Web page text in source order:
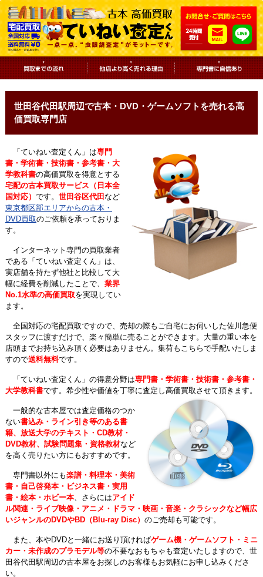
世田谷代田駅周辺で古本・DVD・ゲームソフトを売れる高
価買取専門店
「ていねい査定くん」は専門
書・学術書・技術書・参考書・大
学教科書の高価買取を得意とする
宅配の古本買取サービス（日本全
国対応） です。 世田谷区代田 など
東京都区部エリアからの古本・
DVD買取のご依頼を承っておりま
す。
インターネット専門の買取業者
である「ていねい査定くん」は、
実店舗を持たず他社と比較して大
幅に経費を削減したことで、 業界
No.1水準の高価買取を実現してい
ます。
全国対応の宅配買取ですので、売却の際もご自宅にお伺いした佐川急便
スタッフに渡すだけで、楽々簡単に売ることができます。大量の重い本を
店頭までお持ち込み頂く必要はありません。集荷もこちらで手配いたしま
すので送料無料です。
「ていねい査定くん」の得意分野は専門書・学術書・技術書・参考書・
大学教科書です。希少性や価値を丁寧に査定し高価買取させて頂きます。
一般的な古本屋では査定価格のつか
ない書込み・ライン引き等のある書
籍、放送大学のテキスト・CD教材・
DVD教材、試験問題集・資格教材など
を高く売りたい方にもおすすめです。
専門書以外にも楽譜・料理本・美術
書・自己啓発本・ビジネス書・実用
書・絵本・ホビー本、さらにはアイド
ル関連・ライブ映像・アニメ・ドラマ・映画・音楽・クラシックなど幅広
いジャンルのDVDやBD（Blu-ray Disc） のご売却も可能です。
また、本やDVDと一緒にお送り頂ければゲーム機・ゲームソフト・ミニ
カー・未作成のプラモデル等の不要なおもちゃも査定いたしますので、世
田谷代田駅周辺の古本屋をお探しのお客様もお気軽にお申し込みくださ
い。